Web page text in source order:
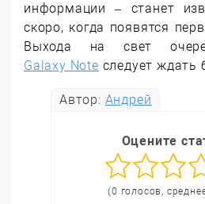
информации – станет
скоро, когда появятся
Выхода на свет
Galaxy Note следует ждать
Автор: Андрей
Оцените
(0 голосов,